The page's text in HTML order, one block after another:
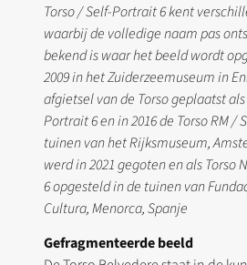
Torso / Self-Portrait 6 kent
waarbij de volledige naam pas
bekend is waar het beeld wordt
2009 in het Zuiderzeemuseum in
afgietsel van de Torso geplaatst
Portrait 6 en in 2016 de Torso RM /
tuinen van het Rijksmuseum,
werd in 2021 gegoten en als Torso
6 opgesteld in de tuinen van
Cultura, Menorca, Spanje
Gefragmenteerde beeld